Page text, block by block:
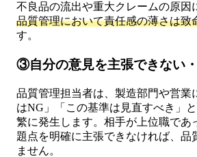
不良品の流出や重大クレームの原因
品質管理において責任感の薄さは致
す。
③自分の意見を主張できない
品質管理担当者は、製造部門や営業
はNG」「この基準は見直すべき」
繁に発生します。相手が上位職であ
題点を明確に主張できなければ、品
ません。